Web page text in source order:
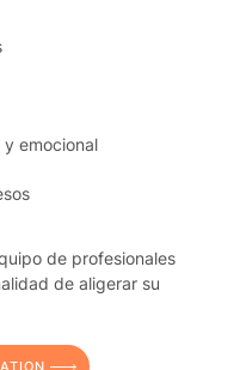
emocional
de profesionales
de aligerar su